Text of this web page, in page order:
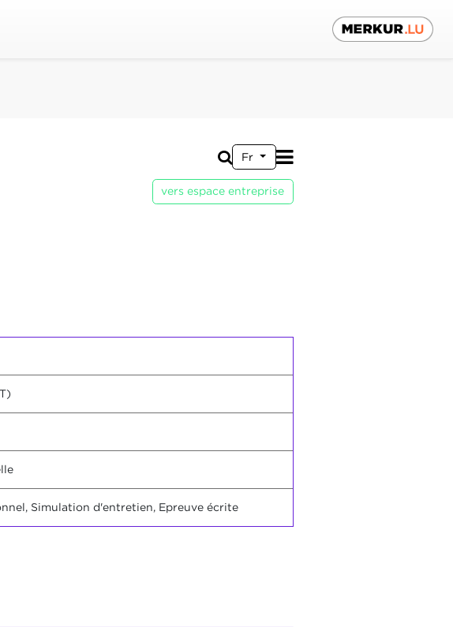
Fr
vers espace entreprise
Simulation d'entretien, Epreuve écrite